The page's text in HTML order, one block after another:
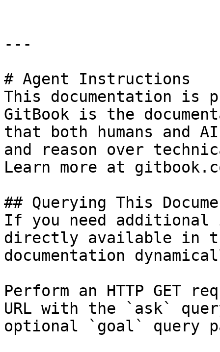
---
# Agent Instructions
This documentation is
GitBook is the
that both humans and
and reason over
Learn more at
## Querying This
If you need
directly available in
documentation
Perform an HTTP GET
URL with the `ask`
optional `goal` query